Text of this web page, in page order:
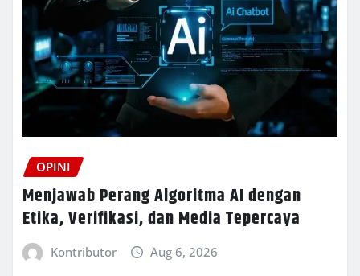
OPINI
Menjawab Perang Algoritma AI dengan
Etika, Verifikasi, dan Media Tepercaya
Kontributor Aug 6, 2026